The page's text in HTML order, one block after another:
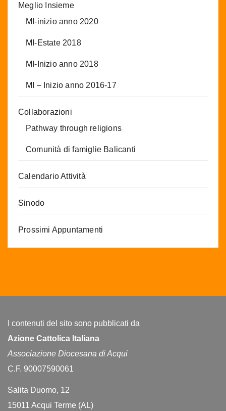
Meglio Insieme
MI-inizio anno 2020
MI-Estate 2018
MI-Inizio anno 2018
MI – Inizio anno 2016-17
Collaborazioni
Pathway through religions
Comunità di famiglie Balicanti
Calendario Attività
Sinodo
Prossimi Appuntamenti
I contenuti del sito sono pubblicati da
Azione Cattolica Italiana
Associazione Diocesana di Acqui
C.F. 90007590061
Salita Duomo, 12
15011 Acqui Terme (AL)